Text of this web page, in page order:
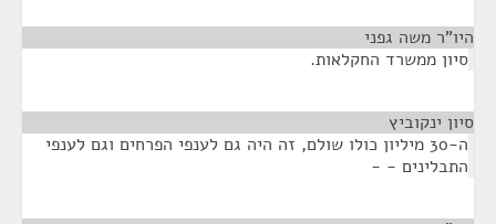
היו"ר משה גפני
סיון ממשרד החקלאות.
סיון ינקוביץ
ה-30 מיליון כולו שולם, זה היה גם לענפי הפרחים וגם לענפי
התבלינים - -